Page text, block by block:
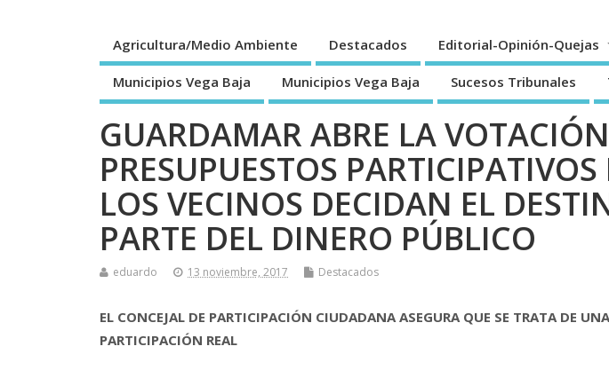
Agricultura/Medio Ambiente Destacados Editorial-Opinión-Quejas
Municipios Vega Baja Municipios Vega Baja Sucesos Tribunales
GUARDAMAR ABRE LA
PRESUPUESTOS
LOS VECINOS DECIDAN EL
PARTE DEL DINERO PÚBLICO
eduardo 13 noviembre, 2017 Destacados
EL CONCEJAL DE PARTICIPACIÓN CIUDADANA ASEGURA QUE SE TRATA DE
PARTICIPACIÓN REAL